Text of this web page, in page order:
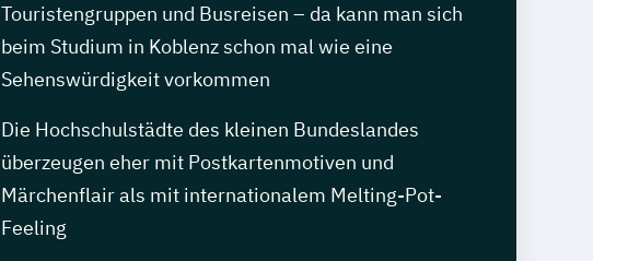
Touristengruppen und Busreisen – da kann man sich
beim Studium in Koblenz schon mal wie eine
Sehenswürdigkeit vorkommen
Die Hochschulstädte des kleinen Bundeslandes
überzeugen eher mit Postkartenmotiven und
Märchenflair als mit internationalem Melting-Pot-
Feeling